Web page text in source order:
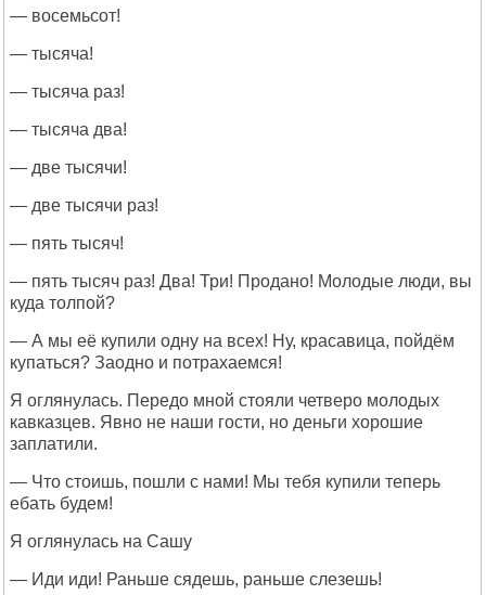
— восемьсот!
— тысяча!
— тысяча раз!
— тысяча два!
— две тысячи!
— две тысячи раз!
— пять тысяч!
— пять тысяч раз! Два! Три! Продано! Молодые люди, вы
куда толпой?
— А мы её купили одну на всех! Ну, красавица, пойдём
купаться? Заодно и потрахаемся!
Я оглянулась. Передо мной стояли четверо молодых
кавказцев. Явно не наши гости, но деньги хорошие
заплатили.
— Что стоишь, пошли с нами! Мы тебя купили теперь
ебать будем!
Я оглянулась на Сашу
— Иди иди! Раньше сядешь, раньше слезешь!